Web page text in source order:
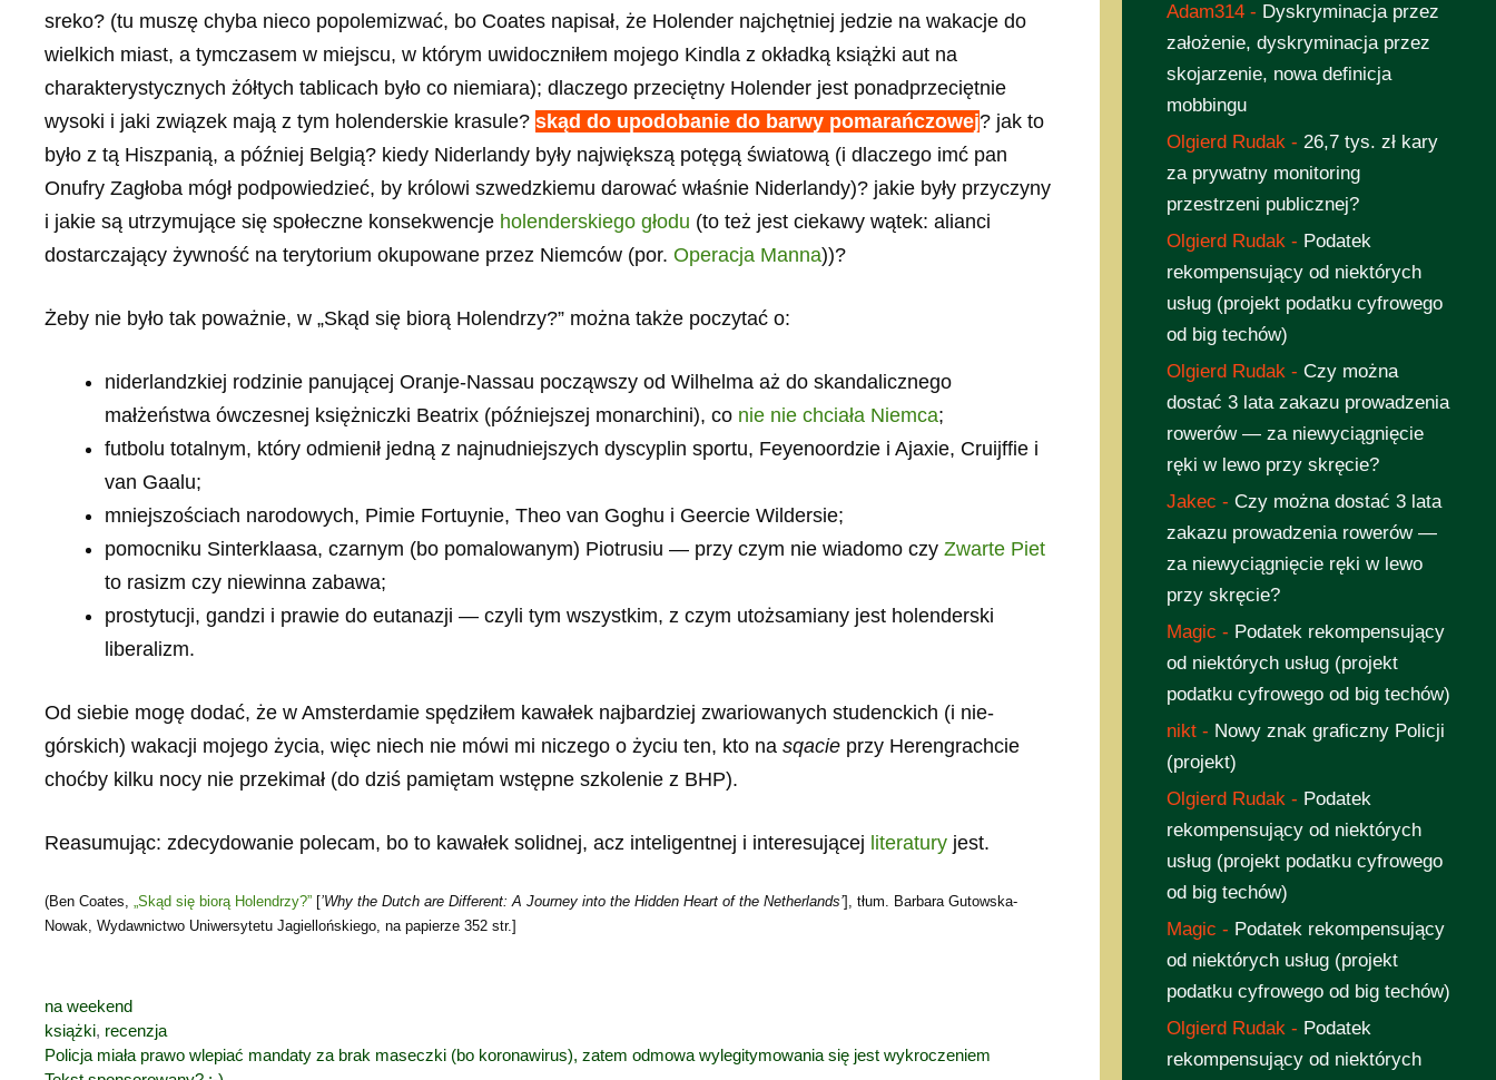
sreko? (tu muszę chyba nieco popolemizwać, bo Coates napisał, że Holender najchętniej jedzie na wakacje do
wielkich miast, a tymczasem w miejscu, w którym uwidoczniłem mojego Kindla z okładką książki aut na
charakterystycznych żółtych tablicach było co niemiara); dlaczego przeciętny Holender jest ponadprzeciętnie
wysoki i jaki związek mają z tym holenderskie krasule? skąd do upodobanie do barwy pomarańczowej? jak to
było z tą Hiszpanią, a później Belgią? kiedy Niderlandy były największą potęgą światową (i dlaczego imć pan
Onufry Zagłoba mógł podpowiedzieć, by królowi szwedzkiemu darować właśnie Niderlandy)? jakie były przyczyny
i jakie są utrzymujące się społeczne konsekwencje holenderskiego głodu (to też jest ciekawy wątek: alianci
dostarczający żywność na terytorium okupowane przez Niemców (por. Operacja Manna))?
Żeby nie było tak poważnie, w „Skąd się biorą Holendrzy?” można także poczytać o:
niderlandzkiej rodzinie panującej Oranje-Nassau począwszy od Wilhelma aż do skandalicznego
małżeństwa ówczesnej księżniczki Beatrix (późniejszej monarchini), co nie nie chciała Niemca;
futbolu totalnym, który odmienił jedną z najnudniejszych dyscyplin sportu, Feyenoordzie i Ajaxie, Cruijffie i
van Gaalu;
mniejszościach narodowych, Pimie Fortuynie, Theo van Goghu i Geercie Wildersie;
pomocniku Sinterklaasa, czarnym (bo pomalowanym) Piotrusiu — przy czym nie wiadomo czy Zwarte Piet
to rasizm czy niewinna zabawa;
prostytucji, gandzi i prawie do eutanazji — czyli tym wszystkim, z czym utożsamiany jest holenderski
liberalizm.
Od siebie mogę dodać, że w Amsterdamie spędziłem kawałek najbardziej zwariowanych studenckich (i nie-
górskich) wakacji mojego życia, więc niech nie mówi mi niczego o życiu ten, kto na sqacie przy Herengrachcie
choćby kilku nocy nie przekimał (do dziś pamiętam wstępne szkolenie z BHP).
Reasumując: zdecydowanie polecam, bo to kawałek solidnej, acz inteligentnej i interesującej literatury jest.
(Ben Coates, „Skąd się biorą Holendrzy?” [’Why the Dutch are Different: A Journey into the Hidden Heart of the Netherlands’], tłum. Barbara Gutowska-
Nowak, Wydawnictwo Uniwersytetu Jagiellońskiego, na papierze 352 str.]
Kategorie
na weekend
Tagi
książki, recenzja
Policja miała prawo wlepiać mandaty za brak maseczki (bo koronawirus), zatem odmowa wylegitymowania się jest wykroczeniem
Adam314 - Dyskryminacja przez
założenie, dyskryminacja przez
skojarzenie, nowa definicja
mobbingu
Olgierd Rudak - 26,7 tys. zł kary
za prywatny monitoring
przestrzeni publicznej?
Olgierd Rudak - Podatek
rekompensujący od niektórych
usług (projekt podatku cyfrowego
od big techów)
Olgierd Rudak - Czy można
dostać 3 lata zakazu prowadzenia
rowerów — za niewyciągnięcie
ręki w lewo przy skręcie?
Jakec - Czy można dostać 3 lata
zakazu prowadzenia rowerów —
za niewyciągnięcie ręki w lewo
przy skręcie?
Magic - Podatek rekompensujący
od niektórych usług (projekt
podatku cyfrowego od big techów)
nikt - Nowy znak graficzny Policji
(projekt)
Olgierd Rudak - Podatek
rekompensujący od niektórych
usług (projekt podatku cyfrowego
od big techów)
Magic - Podatek rekompensujący
od niektórych usług (projekt
podatku cyfrowego od big techów)
Olgierd Rudak - Podatek
rekompensujący od niektórych